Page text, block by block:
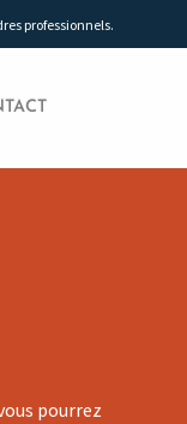
professionnels.
pourrez